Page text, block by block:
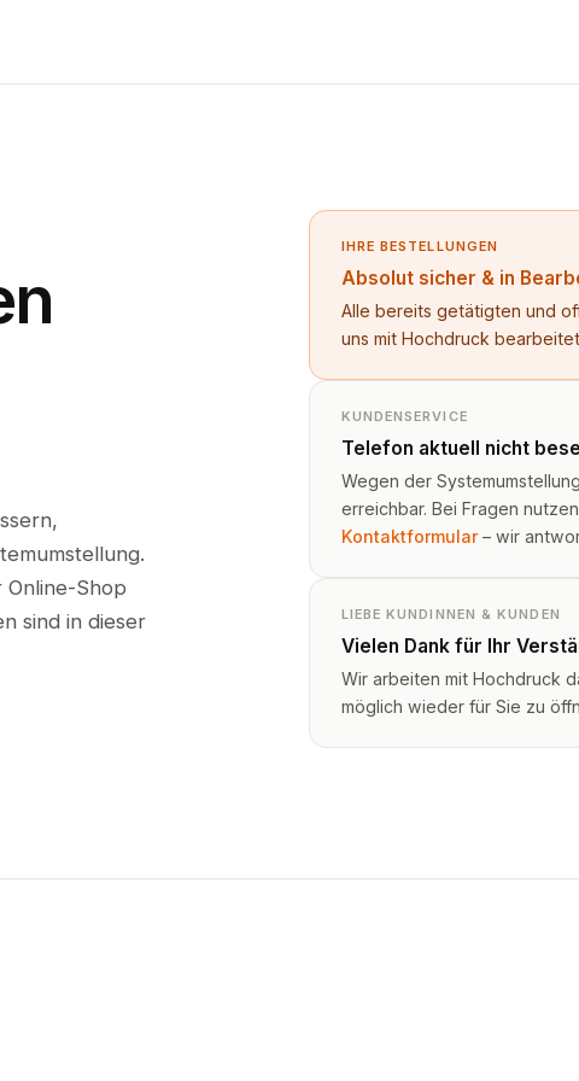
Online-Shop
sind in dieser
IHRE BESTELLUNGEN
Absolut sicher & in
Alle bereits getätigten und
uns mit Hochdruck
KUNDENSERVICE
Telefon aktuell nicht
Wegen der
erreichbar. Bei Fragen
Kontaktformular– wir
LIEBE KUNDINNEN & KUNDEN
Vielen Dank für Ihr
Wir arbeiten mit Hochdruck
möglich wieder für Sie zu